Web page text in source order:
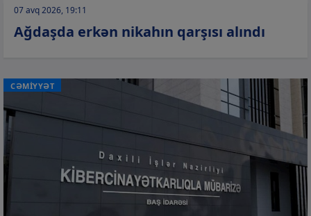
07 avq 2026, 19:11
Ağdaşda erkən nikahın qarşısı alındı
CƏMİYYƏT